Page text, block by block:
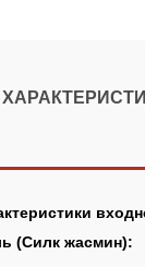
(Силк жасмин):